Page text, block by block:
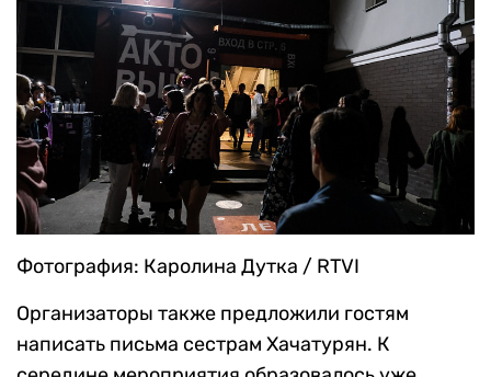
Фотография: Каролина Дутка / RTVI
Организаторы также предложили гостям
написать письма сестрам Хачатурян. К